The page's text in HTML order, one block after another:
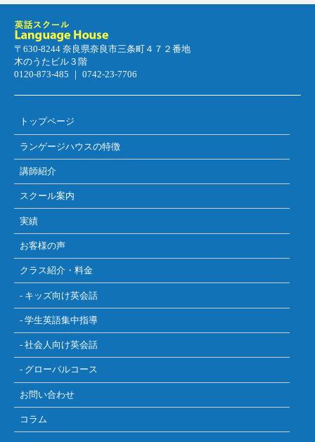
〒630-8244 奈良県奈良市三条町４７２番地
木のうたビル３階
0120-873-485 ｜ 0742-23-7706
トップページ
ランゲージハウスの特徴
講師紹介
スクール案内
実績
お客様の声
クラス紹介・料金
- キッズ向け英会話
- 学生英語集中指導
- 社会人向け英会話
- グローバルコース
お問い合わせ
コラム